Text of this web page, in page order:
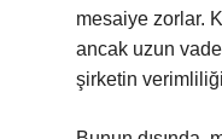
mesaiye zorlar.
ancak uzun
şirketin